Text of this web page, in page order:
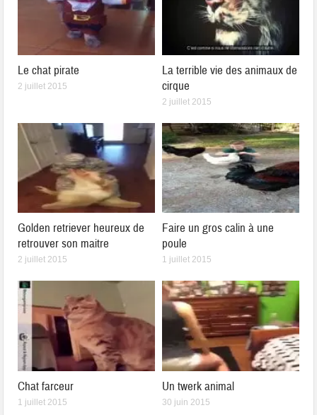
Le chat pirate
2 juillet 2015
La terrible vie des animaux de
cirque
2 juillet 2015
Golden retriever heureux de
retrouver son maitre
2 juillet 2015
Faire un gros calin à une
poule
1 juillet 2015
Chat farceur
1 juillet 2015
Un twerk animal
30 juin 2015